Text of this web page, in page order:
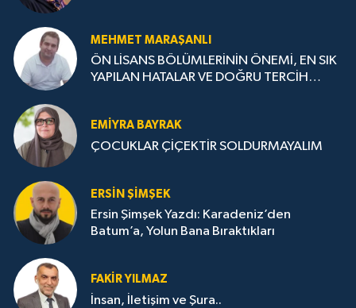
MEHMET MARAŞANLI
ÖN LİSANS BÖLÜMLERİNİN ÖNEMİ, EN SIK
YAPILAN HATALAR VE DOĞRU TERCİH
EMIYRA BAYRAK
ÇOCUKLAR ÇİÇEKTİR SOLDURMAYALIM
ERSIN ŞIMŞEK
Ersin Şimşek Yazdı: Karadeniz’den
Batum’a, Yolun Bana Bıraktıkları
FAKIR YILMAZ
İnsan, İletişim ve Şura..